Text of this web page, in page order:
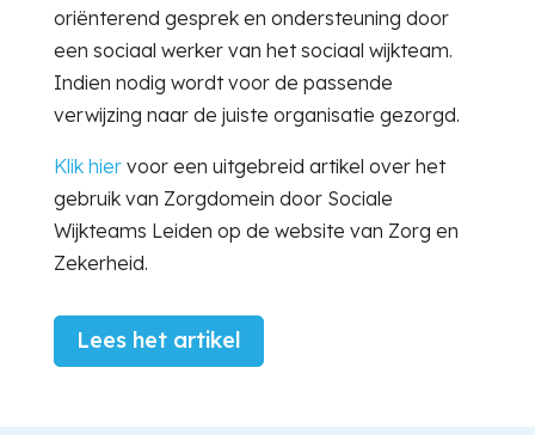
oriënterend gesprek en ondersteuning door
een sociaal werker van het sociaal wijkteam.
Indien nodig wordt voor de passende
verwijzing naar de juiste organisatie gezorgd.
Klik hiervoor een uitgebreid artikel over het
gebruik van Zorgdomein door Sociale
Wijkteams Leiden op de website van Zorg en
Zekerheid.
Lees het artikel